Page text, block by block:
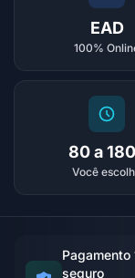
EAD
100%
80 a
Você
Pagamento
seguro